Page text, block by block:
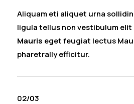
Aliquam eti aliquet urna
ligula tellus non vestibulum elit
Mauris eget feugiat lectus
pharetrally efficitur.
02/03